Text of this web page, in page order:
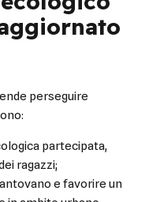
perseguire
partecipata,
ragazzi;
e favorire un